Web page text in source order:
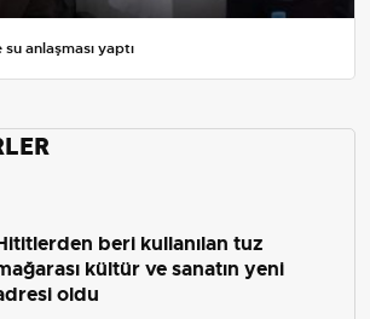
anlaşması yaptı
beri kullanılan tuz
kültür ve sanatın yeni
oldu